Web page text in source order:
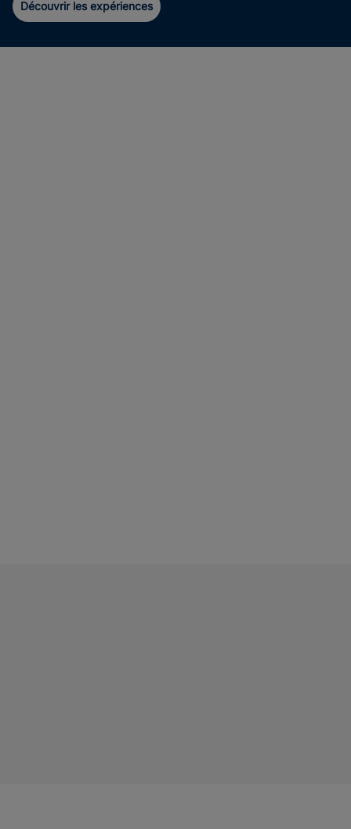
Découvrir les expériences